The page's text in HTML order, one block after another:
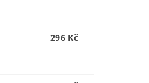
296 Kč